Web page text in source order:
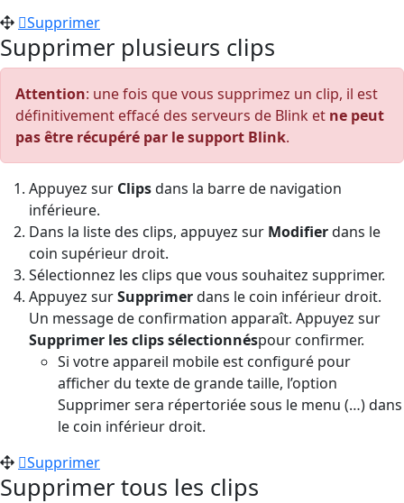
Supprimer
Supprimer plusieurs clips
Attention: une fois que vous supprimez un clip, il est
définitivement effacé des serveurs de Blink et ne peut
pas être récupéré par le support Blink.
Appuyez sur Clipsdans la barre de navigation
inférieure.
Dans la liste des clips, appuyez sur Modifierdans le
coin supérieur droit.
Sélectionnez les clips que vous souhaitez supprimer.
Appuyez surSupprimerdans le coin inférieur droit.
Un message de confirmation apparaît. Appuyez sur
Supprimer les clips sélectionnéspour confirmer.
Si votre appareil mobile est configuré pour
afficher du texte de grande taille, l’option
Supprimer sera répertoriée sous le menu (…) dans
le coin inférieur droit.
Supprimer
Supprimer tous les clips